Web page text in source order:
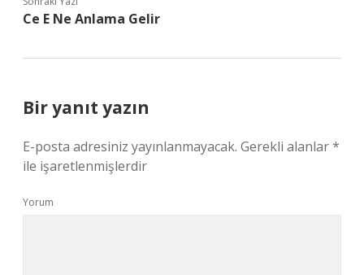
Ce E Ne Anlama Gelir
Bir yanıt yazın
E-posta adresiniz yayınlanmayacak. Gerekli alanlar*
ile işaretlenmişlerdir
Yorum